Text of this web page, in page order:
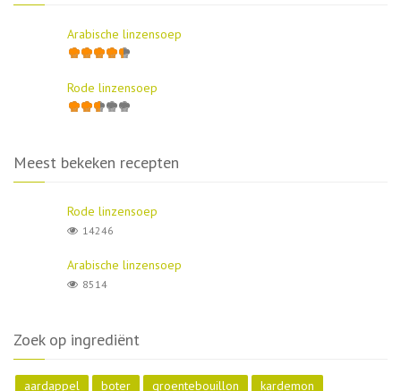
Arabische linzensoep
Rode linzensoep
Meest bekeken recepten
Rode linzensoep
14246
Arabische linzensoep
8514
Zoek op ingrediënt
aardappel boter groentebouillon kardemon